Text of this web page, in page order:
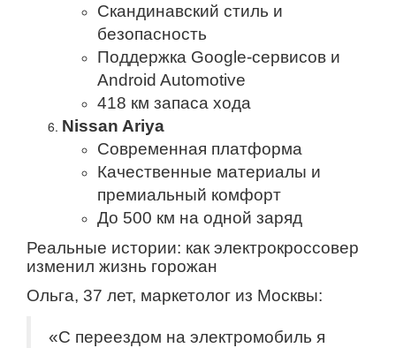
Скандинавский стиль и
безопасность
Поддержка Google-сервисов и
Android Automotive
418 км запаса хода
Nissan Ariya
Современная платформа
Качественные материалы и
премиальный комфорт
До 500 км на одной заряд
Реальные истории: как электрокроссовер
изменил жизнь горожан
Ольга, 37 лет, маркетолог из Москвы:
«С переездом на электромобиль я